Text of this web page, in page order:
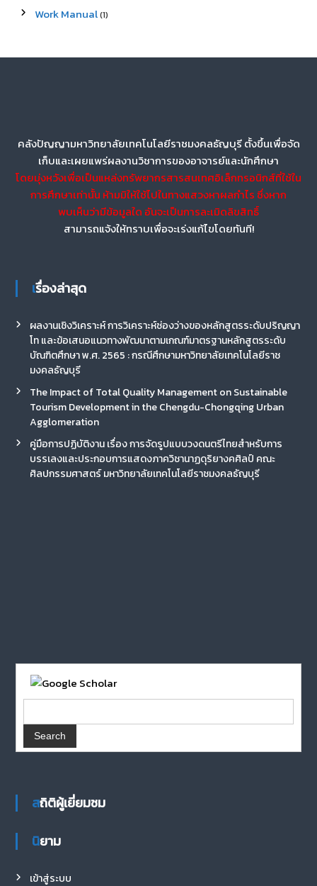
Work Manual(1)
คลังปัญญามหาวิทยาลัยเทคโนโลยีราชมงคลธัญบุรี ตั้งขึ้นเพื่อจัด
เก็บและเผยแพร่ผลงานวิชาการของอาจารย์และนักศึกษา
โดยมุ่งหวังเพื่อเป็นแหล่งทรัพยากรสารสนเทศอิเล็กทรอนิกส์ที่ใช้ใน
การศึกษาเท่านั้น ห้ามมิให้ใช้ไปในทางแสวงหาผลกำไร ซึ่งหาก
พบเห็นว่ามีข้อมูลใด อันจะเป็นการละเมิดลิขสิทธิ์
สามารถแจ้งให้ทราบเพื่อจะเร่งแก้ไขโดยทันที!
เรื่องล่าสุด
ผลงานเชิงวิเคราะห์ การวิเคราะห์ช่องว่างของหลักสูตรระดับปริญญา
โท และข้อเสนอแนวทางพัฒนาตามเกณฑ์มาตรฐานหลักสูตรระดับ
บัณฑิตศึกษา พ.ศ. 2565 : กรณีศึกษามหาวิทยาลัยเทคโนโลยีราช
มงคลธัญบุรี
The Impact of Total Quality Management on Sustainable
Tourism Development in the Chengdu-Chongqing Urban
Agglomeration
คู่มือการปฏิบัติงาน เรื่อง การจัดรูปแบบวงดนตรีไทยสำหรับการ
บรรเลงและประกอบการแสดงภาควิชานาฏดุริยางคศิลป์ คณะ
ศิลปกรรมศาสตร์ มหาวิทยาลัยเทคโนโลยีราชมงคลธัญบุรี
สถิติผู้เยี่ยมชม
นิยาม
เข้าสู่ระบบ